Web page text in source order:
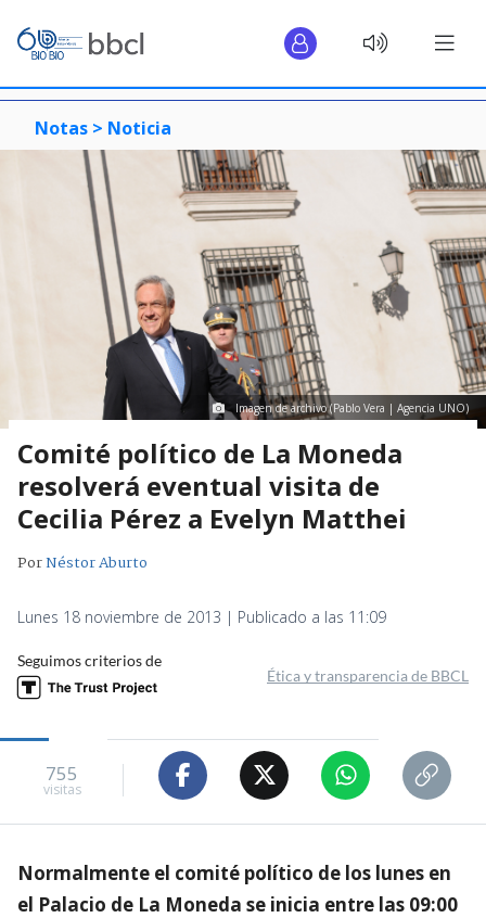
Notas > Noticia
Imagen de archivo (Pablo Vera | Agencia UNO)
Comité político de La Moneda
resolverá eventual visita de
Cecilia Pérez a Evelyn Matthei
PorNéstor Aburto
Lunes 18 noviembre de 2013 | Publicado a las 11:09
Seguimos criterios de
Ética y transparencia de BBCL
755
visitas
Normalmente el comité político de los lunes en
el Palacio de La Moneda se inicia entre las 09:00